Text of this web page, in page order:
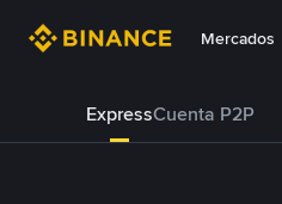
Mercados
ExpressCuenta P2P